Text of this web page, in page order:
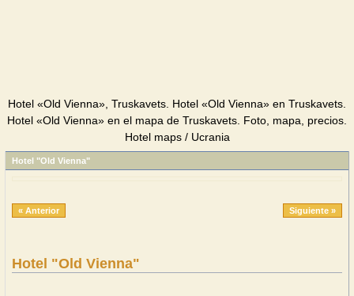
Hotel «Old Vienna», Truskavets. Hotel «Old Vienna» en Truskavets.
Hotel «Old Vienna» en el mapa de Truskavets. Foto, mapa, precios.
Hotel maps / Ucrania
Hotel "Old Vienna"
« Anterior Siguiente »
Hotel "Old Vienna"